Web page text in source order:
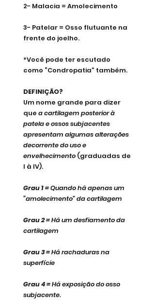
2- Malacia = Amolecimento
3- Patelar = Osso flutuante na
frente do joelho.
*Você pode ter escutado
como “Condropatia” também.
DEFINIÇÃO?
Um nome grande para dizer
que a cartilagem posterior à
patela e ossos subjacentes
apresentam algumas alterações
decorrente do uso e
envelhecimento (graduadas de
I à IV).
Grau 1 = Quando há apenas um
“amolecimento” da cartilagem
Grau 2 = Há um desfiamento da
cartilagem
Grau 3 = Há rachaduras na
superfície
Grau 4 = Há exposição do osso
subjacente.